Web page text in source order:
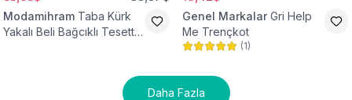
Modamihram Taba Kürk
Yakalı Beli Bağcıklı Tesettür
Genel Markalar Gri Help
Me Trençkot
(1)
Daha Fazla